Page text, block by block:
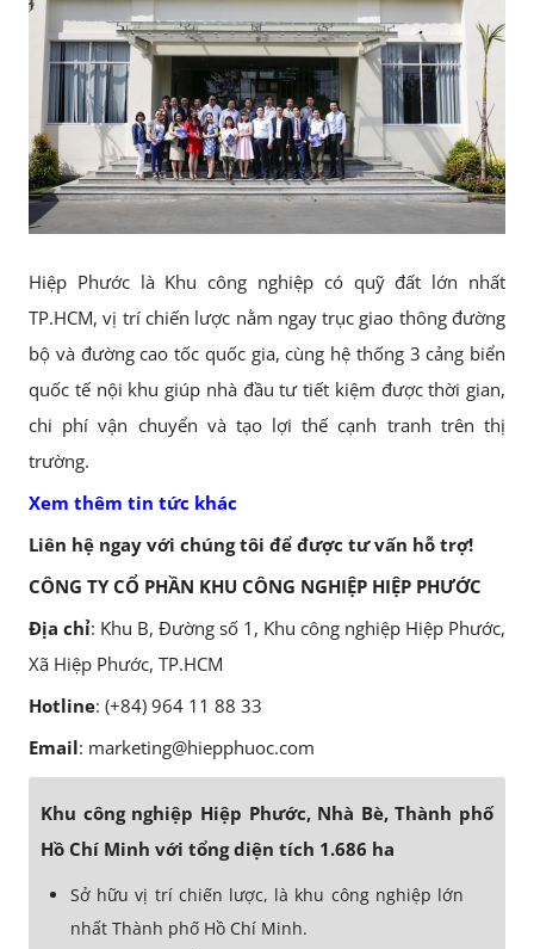
Hiệp Phước là Khu công nghiệp có quỹ đất lớn nhất
TP.HCM, vị trí chiến lược nằm ngay trục giao thông đường
bộ và đường cao tốc quốc gia, cùng hệ thống 3 cảng biển
quốc tế nội khu giúp nhà đầu tư tiết kiệm được thời gian,
chi phí vận chuyển và tạo lợi thế cạnh tranh trên thị
trường.
Xem thêm tin tức khác
Liên hệ ngay với chúng tôi để được tư vấn hỗ trợ!
CÔNG TY CỔ PHẦN KHU CÔNG NGHIỆP HIỆP PHƯỚC
Địa chỉ: Khu B, Đường số 1, Khu công nghiệp Hiệp Phước,
Xã Hiệp Phước, TP.HCM
Hotline: (+84) 964 11 88 33
Email: marketing@hiepphuoc.com
Khu công nghiệp Hiệp Phước, Nhà Bè, Thành phố
Hồ Chí Minh với tổng diện tích 1.686 ha
Sở hữu vị trí chiến lược, là khu công nghiệp lớn
nhất Thành phố Hồ Chí Minh.